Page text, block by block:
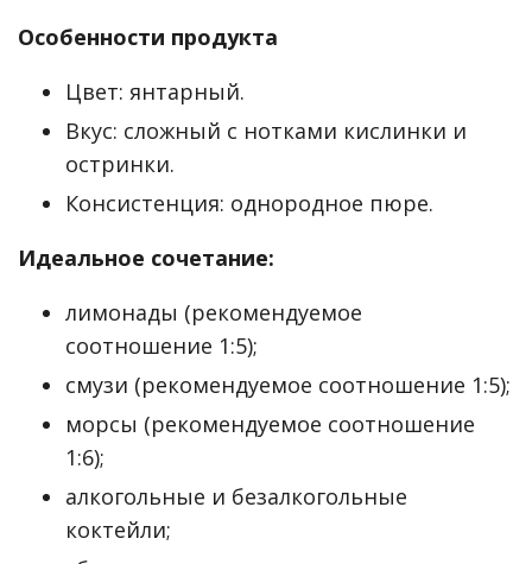
Особенности продукта
Цвет: янтарный.
Вкус: сложный с нотками кислинки и
остринки.
Консистенция: однородное пюре.
Идеальное сочетание:
лимонады (рекомендуемое
соотношение 1:5);
смузи (рекомендуемое соотношение 1:5);
морсы (рекомендуемое соотношение
1:6);
алкогольные и безалкогольные
коктейли;